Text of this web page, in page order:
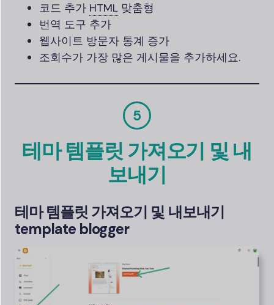
코드 추가 HTML 맞춤형
번역 도구 추가
웹사이트 방문자 통계 증가
조회수가 가장 많은 게시물을 추가하세요.
5
테마 템플릿 가져오기 및 내
보내기
테마 템플릿 가져오기 및 내보내기
template blogger